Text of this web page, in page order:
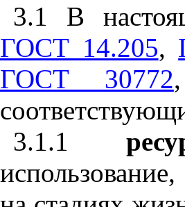
3.1 В
ГОСТ 14.205,
ГОСТ 30772
3.1.1